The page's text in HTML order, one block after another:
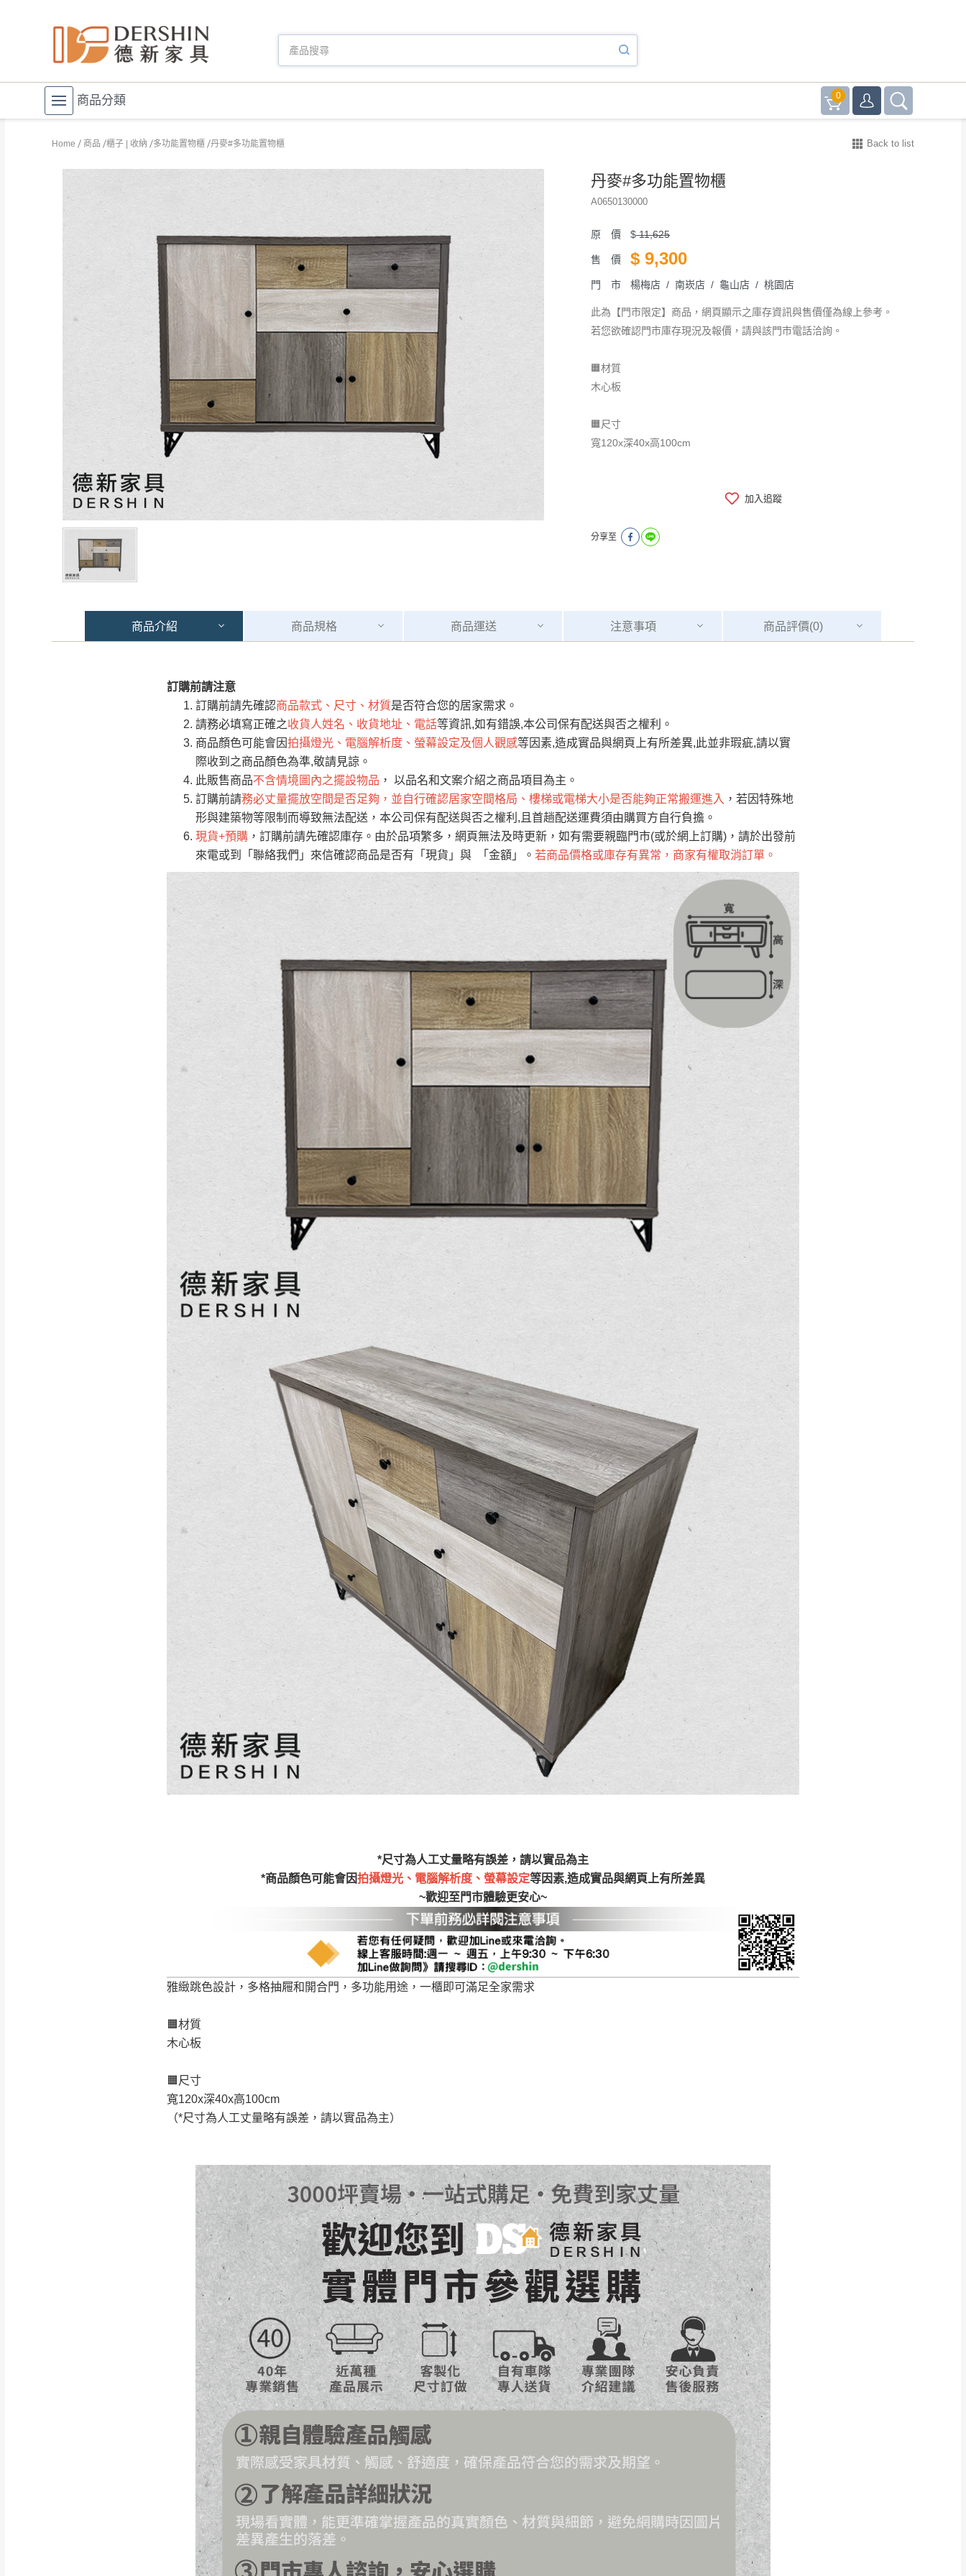
商品分類 0
Home 商品 櫃子 | 收納 多功能置物櫃 丹麥#多功能置物櫃 Back to list
丹麥#多功能置物櫃
A0650130000
原 價 $11,625
售 價 $ 9,300
門 市 楊梅店 / 南崁店 / 龜山店 / 桃園店
此為【門市限定】商品，網頁顯示之庫存資訊與售價僅為線上參考。
若您欲確認門市庫存現況及報價，請與該門市電話洽詢。
🟧材質
木心板
🟧尺寸
寬120x深40x高100cm
加入追蹤
分享至
商品介紹 商品規格 商品運送 注意事項 商品評價(0)
訂購前請注意
訂購前請先確認商品款式、尺寸、材質是否符合您的居家需求。
請務必填寫正確之收貨人姓名、收貨地址、電話等資訊,如有錯誤,本公司保有配送與否之權利。
商品顏色可能會因拍攝燈光、電腦解析度、螢幕設定及個人觀感等因素,造成實品與網頁上有所差異,此並非瑕疵,請以實
際收到之商品顏色為準,敬請見諒。
此販售商品不含情境圖內之擺設物品 ， 以品名和文案介紹之商品項目為主。
訂購前請務必丈量擺放空間是否足夠，並自行確認居家空間格局、樓梯或電梯大小是否能夠正常搬運進入 ，若因特殊地
形與建築物等限制而導致無法配送，本公司保有配送與否之權利,且首趟配送運費須由購買方自行負擔。
現貨+預購 ，訂購前請先確認庫存。由於品項繁多，網頁無法及時更新，如有需要親臨門市(或於網上訂購)，請於出發前
來電或到「聯絡我們」來信確認商品是否有「現貨」與 「金額」。 若商品價格或庫存有異常，商家有權取消訂單。
*尺寸為人工丈量略有誤差，請以實品為主
*商品顏色可能會因拍攝燈光、電腦解析度、螢幕設定等因素,造成實品與網頁上有所差異
~歡迎至門市體驗更安心~
雅緻跳色設計，多格抽屜和開合門，多功能用途，一櫃即可滿足全家需求
🟧材質
木心板
🟧尺寸
寬120x深40x高100cm
（*尺寸為人工丈量略有誤差，請以實品為主）
運 費 說 明
運送地區
桃園
免 運 費
＊A108產品另收運費
復興鄉
新竹
峨眉鄉、五峰鄉、橫山、北埔鄉、尖石
鄉、寶山鄉山區、新埔山區、芎林山區、
關西 玉山里
無
新北
雙溪、貢寮、烏來、平溪、九份、石
門、林口 下福里、新店山區、三峽山區、
石碇、坪林、福隆、淡水山區、北投湖山
路、深坑山區
基隆
$ 9,000以上：免運費
$ 9,000以下：NT$500元
＊A108產品另收運費
基隆山區
苗栗
$ 9,000以上：免運費
$ 9,000以下：NT$500元
＊A108產品另收運費
卓蘭鎮、三灣、通霄山區、西湖、泰安
鄉、大湖鄉、頭屋、獅潭鄉
配送天數：5~14天
到貨時間：指定送貨日當天以電話聯絡確認
｜周（一）配送部門固定公休無送貨｜
台北市、新北市地區固定每周(三)、(日)兩天收送貨
彰化、南投、雲林、嘉義、台南、高雄、屏東、宜蘭、 花蓮、台東、金門、馬祖、澎湖地區
@dershin）
加收說明
。
本司貨車運送如因路況不佳、天候惡劣、過於偏遠之山區內等，或收貨地點搬運過於困難等因素，導致無法順利配送，
本公司除了盡最大努力完成配送外，視狀況保有出貨的權利。
保護物流人員的工作安全，賣家無提供吊掛服務，若需以吊車或其他的吊掛方式吊運，費用將由買方自行支付。
因大型傢俱有組裝、配送的問題，並非一般快速到貨商品，無法指定特定時間送達，司機當天到貨前皆會再與您通知，
讓您不用整天在家等貨，以免浪費你的寶貴時間。
如遇自然災害、政府宣布之災害警報等不可抗力情事，而危及運送人員輸送之安全，本司得視狀況延後或停止運送服
百貨公司配送暫無法配合開店前、閉店後時段，並送至百貨公司卸貨區為限，恕無法送至指定樓面。
無回收家具服務，若需回收家俱可聯絡當地請清潔隊回收,免付費清運專線：0800-085-717
注意事項：
由於品項繁多，網頁無法及時更新，如有需要購買商品，請於出發前來電或到「官方Line客服」來信確
認商品是否有「現貨」與 「金額」。
若商品價格或庫存有異常，商家有權取消訂單。
接單後二日內(不含例假日)，我們客服會與您電話聯絡或E-Mail通知確認訂單。
（線上客服 LINE → @dershin）
下單前先詢問是否現貨，若未詢問下單後無現貨我們客服會再來電或E-Mail與您聯絡
（洽詢方式請搜尋 Line ID → @dershin）
運送範圍：限定北至基隆，南至苗栗，偏遠地區恕無法提供運送 (詳見運送規章)。
苗栗至基隆；其它地區暫不開放，如因特殊地型限制(山區、鄉、鎮、村)、樓梯太小、無法搬運上樓等因
保護物流人員的工作安全，賣家無提供吊掛服務，若需以吊車或其他的吊掛方式吊運，費用將由買方自
因大型傢俱有組裝、配送的問題，並非一般快速到貨商品，無法指定特定時間送達，司機當天到貨前皆
會再與您通知，讓你不用整天在家等貨，以節省您的寶貴時間。
由於百貨公司配送較為不易，故暫無法配送至百貨公司內部。
發票寄送：
若您選擇三聯式或索取兩聯式發票，發票將於商品完成出貨15個工作天另行寄出，另外約加上2~7個工作天內
送達，如遇國定假日將順延寄送。
若收到不良品，請於到貨日起七日內通知本公司客服人員，我們將為您更換新品，運費皆由本站負責，
所有退回及換貨之商品必須是全新狀態且完整包裝，床墊、床包、枕頭類產品需為未拆封狀態(請保持商
品、附件、包裝、廠商紙及所有附隨文件或資料之完整性)，若未依照上述方式處理，恕無法接受退貨。
由於透過電腦螢幕選購商品，可能會因個人電腦螢幕的設定色差或解析度等因素， 與實際商品的顏色、
質感稍有不同，如因此而需退換貨，
，請您訂購前詳加確認。(包含商品尺寸
是否合適)。
訂購前請確認商品尺寸，大型物件因為人工丈量，難免會有些許誤差值(約正負0.5CM) 詳細尺寸以實品
為主。
非因本公司問題而需退換貨，請於收到貨7日內通知客服人員(Line@ ID：
，並須保持商品全新
狀態與完整包裝。鑑賞期間若發生非本司因素致使之汙損破壞，恕無法辦理退換貨。
台北市、新北市地區固定每周(三)、(日)兩天收送貨，敬請見諒！
本公司部份商品無維修服務，超過7日鑑賞期，商品使用年限，因客人使用習慣、居家環境不同。若屬人
為因素導致商品損壞、零件短缺，則維修、搬運費用，需由消費者自行吸收(另事先與消費者報價，消費
者同意將會進行維修)。
到貨7日內為鑑賞期(注意:鑑賞期非試用期)，若非商品品質瑕疵問題於鑑賞期內退貨之情形，我們需酌收
如欲放置營業場所及公開場合之商品則無享有商品一年保固之服務。
時請儘速於三日內完成付款，交易恕不殺價，商品均已最低價格售出，且在特定時日會給予折扣，
請密切注意。
日內若未接獲您的匯款或轉帳通知，商品將不予保留(訂單自動取消)。
無回收家具服務，若需回收家具可聯絡當地請清潔隊回收,免付費清運專線：0800-085-717。
全部 依評論高至低排列 依評論低至高排列 只顯示附上圖片